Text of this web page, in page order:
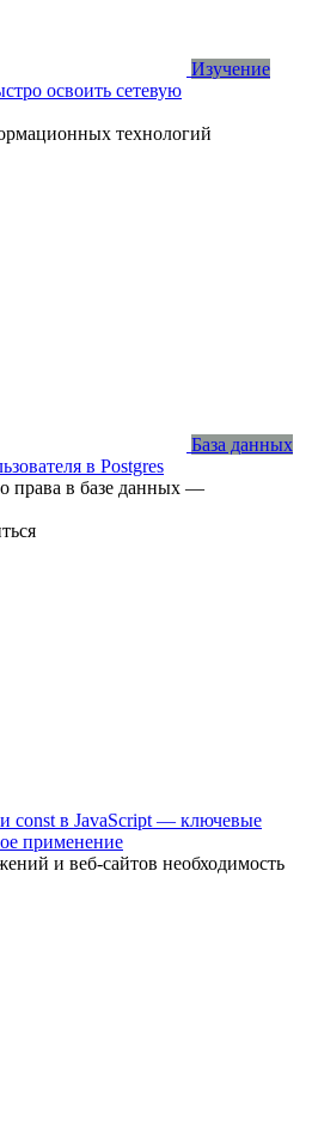
Изучение
освоить сетевую
технологий
База данных
в Postgres
права в базе данных —
const в JavaScript — ключевые
применение
и веб-сайтов необходимость